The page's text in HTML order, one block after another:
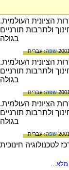
שפה:עברית
שפה:עברית
שפה:עברית
מלא...